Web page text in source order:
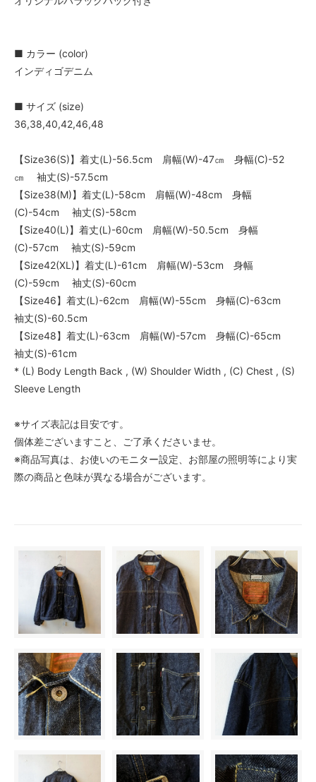
■ カラー (color)
インディゴデニム
■ サイズ (size)
36,38,40,42,46,48
【Size36(S)】着丈(L)-56.5cm 肩幅(W)-47㎝ 身幅(C)-52
㎝ 袖丈(S)-57.5cm
【Size38(M)】着丈(L)-58cm 肩幅(W)-48cm 身幅
(C)-54cm 袖丈(S)-58cm
【Size40(L)】着丈(L)-60cm 肩幅(W)-50.5cm 身幅
(C)-57cm 袖丈(S)-59cm
【Size42(XL)】着丈(L)-61cm 肩幅(W)-53cm 身幅
(C)-59cm 袖丈(S)-60cm
【Size46】着丈(L)-62cm 肩幅(W)-55cm 身幅(C)-63cm
袖丈(S)-60.5cm
【Size48】着丈(L)-63cm 肩幅(W)-57cm 身幅(C)-65cm
袖丈(S)-61cm
* (L) Body Length Back , (W) Shoulder Width , (C) Chest , (S)
Sleeve Length
※サイズ表記は目安です。
個体差ございますこと、ご了承くださいませ。
※商品写真は、お使いのモニター設定、お部屋の照明等により実
際の商品と色味が異なる場合がございます。